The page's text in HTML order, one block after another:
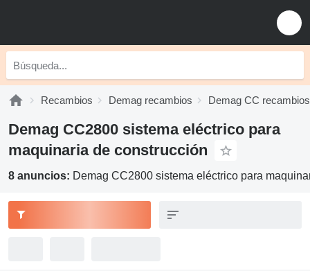
Recambios Demag recambios Demag CC recambios
Demag CC2800 sistema eléctrico para
maquinaria de construcción
8 anuncios: Demag CC2800 sistema eléctrico para